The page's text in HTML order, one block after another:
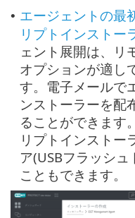
• エージェントの最
リプトインストー
ェント展開は、リ
オプションが適し
す。電子メールで
ンストーラーを配
ることができます
リプトインストー
ア(USBフラッシ
こともできます。